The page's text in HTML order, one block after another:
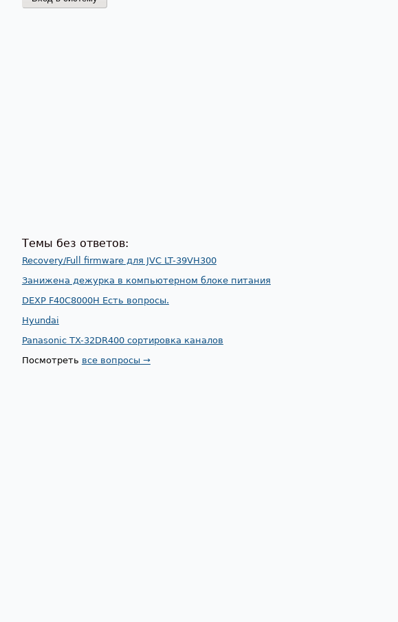
Темы без ответов:
Recovery/Full firmware для JVC LT-39VH300
Занижена дежурка в компьютерном блоке питания
DEXP F40C8000H Есть вопросы.
Hyundai
Panasonic TX-32DR400 сортировка каналов
Посмотреть все вопросы →